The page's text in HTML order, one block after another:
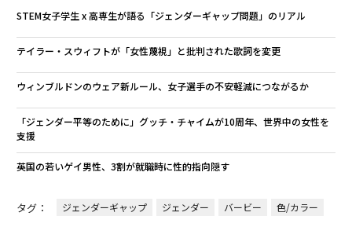
STEM女子学生 x 高専生が語る「ジェンダーギャップ問題」のリアル
テイラー・スウィフトが「女性蔑視」と批判された歌詞を変更
ウィンブルドンのウェア新ルール、女子選手の不安軽減につながるか
「ジェンダー平等のために」グッチ・チャイムが10周年、世界中の女性を
支援
英国の若いゲイ男性、3割が就職時に性的指向隠す
タグ： ジェンダーギャップ ジェンダー バービー 色/カラー